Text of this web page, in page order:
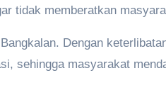
tidak memberatkan
Dengan
sehingga masyarakat